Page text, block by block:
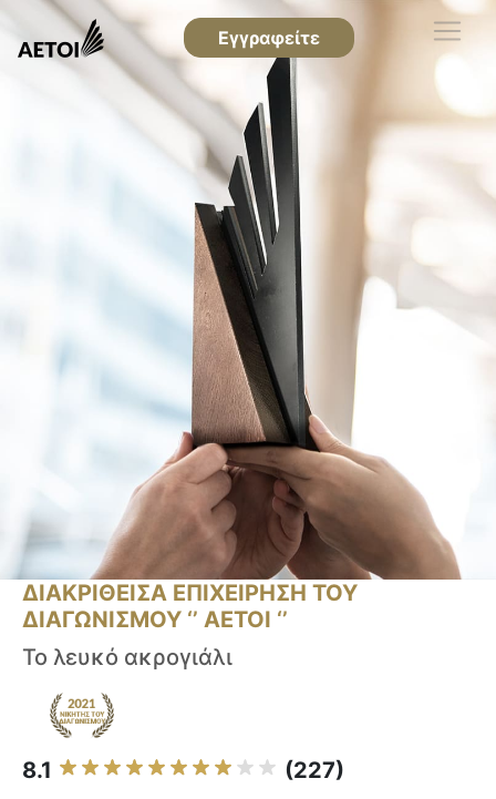
Εγγραφείτε
ΔΙΑΚΡΙΘΕΙΣΑ ΕΠΙΧΕΙΡΗΣΗ ΤΟΥ
ΔΙΑΓΩΝΙΣΜΟΥ ‘’ ΑΕΤΟΙ ‘’
Το λευκό ακρογιάλι
8.1 (227)